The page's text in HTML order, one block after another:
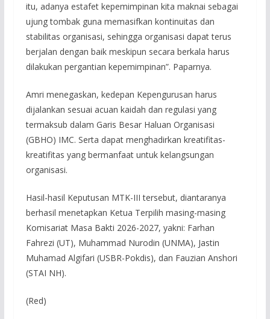
itu, adanya estafet kepemimpinan kita maknai sebagai
ujung tombak guna memasifkan kontinuitas dan
stabilitas organisasi, sehingga organisasi dapat terus
berjalan dengan baik meskipun secara berkala harus
dilakukan pergantian kepemimpinan”. Paparnya.
Amri menegaskan, kedepan Kepengurusan harus
dijalankan sesuai acuan kaidah dan regulasi yang
termaksub dalam Garis Besar Haluan Organisasi
(GBHO) IMC. Serta dapat menghadirkan kreatifitas-
kreatifitas yang bermanfaat untuk kelangsungan
organisasi.
Hasil-hasil Keputusan MTK-III tersebut, diantaranya
berhasil menetapkan Ketua Terpilih masing-masing
Komisariat Masa Bakti 2026-2027, yakni: Farhan
Fahrezi (UT), Muhammad Nurodin (UNMA), Jastin
Muhamad Algifari (USBR-Pokdis), dan Fauzian Anshori
(STAI NH).
(Red)